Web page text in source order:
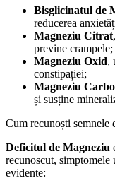
Bisglicinatul de
reducerea
Magneziu Citrat
previne crampele;
Magneziu Oxid,
constipației;
Magneziu
și susține
Cum recunoști
Deficitul de Magneziu
recunoscut,
evidente: